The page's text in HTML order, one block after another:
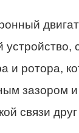
устройство,
и ротора,
зазором
связи